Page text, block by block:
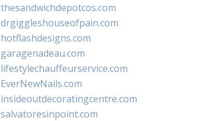
thesandwichdepotcos.com
drgiggleshouseofpain.com
hotflashdesigns.com
garagenadeau.com
lifestylechauffeurservice.com
EverNewNails.com
insideoutdecoratingcentre.com
salvatoresinpoint.com